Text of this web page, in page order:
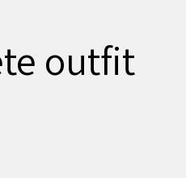
outfit